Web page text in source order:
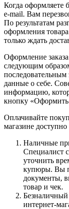
Когда
e-mail. Вам
По результатам
оформления
только ждать
Оформление
следующим
последовательным
данные о себе.
информацию,
кнопку «Оформить
Оплачивайте
магазине
Наличные
Специалист
уточнить
купюры. Вы
документы,
товар и чек.
интернет-